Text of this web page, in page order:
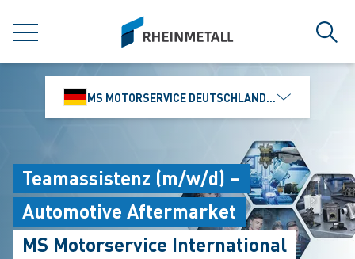
MENÜ
siteLogo
MS MOTORSERVICE DEUTSCHLAND GMBH
Teamassistenz (m/w/d) –
Automotive Aftermarket
MS Motorservice International